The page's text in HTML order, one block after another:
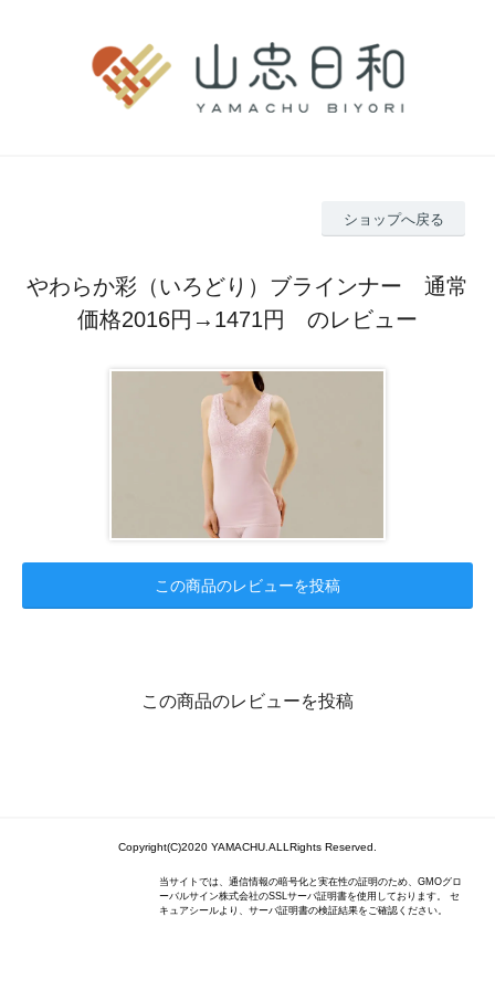
ショップへ戻る
やわらか彩（いろどり）ブラインナー 通常
価格2016円→1471円 のレビュー
この商品のレビューを投稿
この商品のレビューを投稿
Copyright(C)2020 YAMACHU.ALLRights Reserved.
当サイトでは、通信情報の暗号化と実在性の証明のため、GMOグロ
ーバルサイン株式会社のSSLサーバ証明書を使用しております。 セ
キュアシールより、サーバ証明書の検証結果をご確認ください。